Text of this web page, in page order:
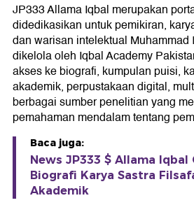
JP333 Allama Iqbal merupakan
didedikasikan untuk pemikiran,
dan warisan intelektual Muhammad
dikelola oleh Iqbal Academy
akses ke biografi, kumpulan puisi,
akademik, perpustakaan digital,
berbagai sumber penelitian yang
pemahaman mendalam tentang
Baca juga:
News JP333 $ Allama
Biografi Karya Sastra
Akademik